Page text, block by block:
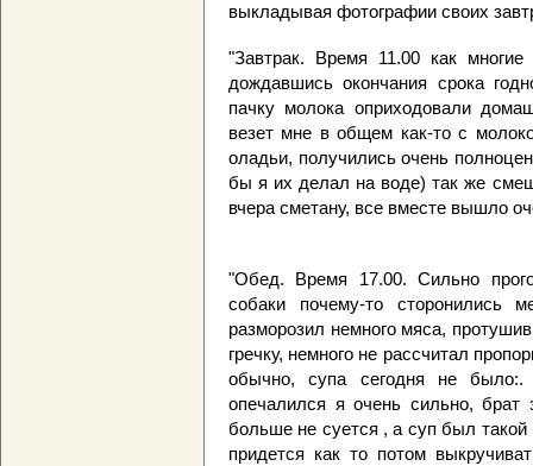
выкладывая фотографии своих
"Завтрак. Время 11.00 как
дождавшись окончания срока
пачку молока оприходовали
везет мне в общем как-то с
оладьи, получились очень
бы я их делал на воде) так же
вчера сметану, все вместе вышло
"Обед. Время 17.00. Сильно
собаки почему-то сторонились
разморозил немного мяса,
гречку, немного не рассчитал
обычно, супа сегодня не
опечалился я очень сильно,
больше не суется , а суп был
придется как то потом